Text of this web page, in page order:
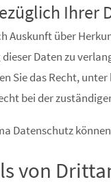
Ihrer
Auskunft über
Daten zu
Sie das Recht,
bei der
Datenschutz
von